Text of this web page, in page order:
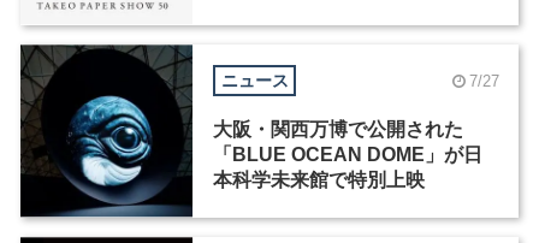
ニュース 7/27
大阪・関西万博で公開された
「BLUE OCEAN DOME」が日
本科学未来館で特別上映